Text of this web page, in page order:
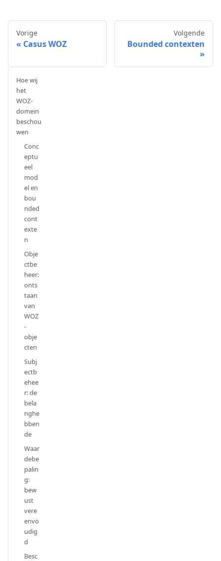
Vorige
Casus WOZ
Volgende
Bounded contexten
Hoe wij
het
WOZ-
domein
beschou
wen
Conc
eptu
eel
mod
el en
bou
nded
cont
exte
n
Obje
ctbe
heer:
onts
taan
van
WOZ
-
obje
cten
Subj
ectb
ehee
r: de
bela
nghe
bben
de
Waar
debe
palin
g:
bew
ust
vere
envo
udig
d
Besc